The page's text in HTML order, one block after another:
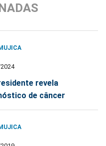
revela
de câncer